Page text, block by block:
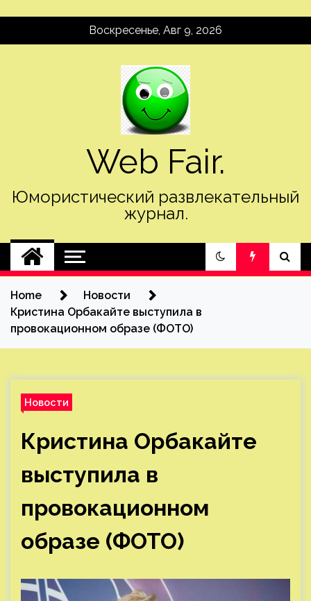
Воскресенье, Авг 9, 2026
Web Fair.
Юмористический развлекательный
журнал.
Home
Новости
Кристина Орбакайте выступила в
провокационном образе (ФОТО)
Новости
Кристина Орбакайте
выступила в
провокационном
образе (ФОТО)